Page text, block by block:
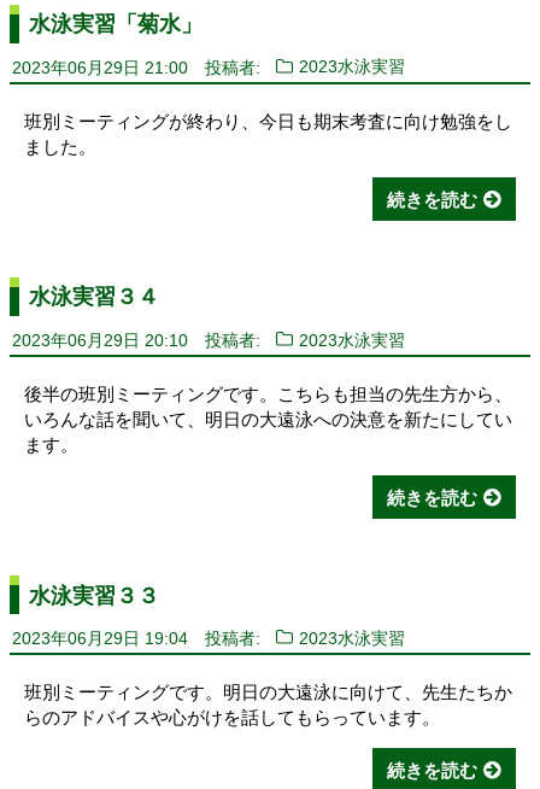
水泳実習「菊水」
2023年06月29日 21:00 投稿者: 2023水泳実習
班別ミーティングが終わり、今日も期末考査に向け勉強をし
ました。
続きを読む
水泳実習３４
2023年06月29日 20:10 投稿者: 2023水泳実習
後半の班別ミーティングです。こちらも担当の先生方から、
いろんな話を聞いて、明日の大遠泳への決意を新たにしてい
ます。
続きを読む
水泳実習３３
2023年06月29日 19:04 投稿者: 2023水泳実習
班別ミーティングです。明日の大遠泳に向けて、先生たちか
らのアドバイスや心がけを話してもらっています。
続きを読む